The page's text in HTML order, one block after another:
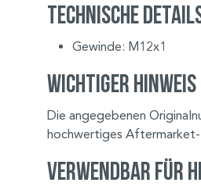
Technische
Gewinde: M12x1
Wichtiger Hinweis
Die angegebenen
hochwertiges
Verwendbar für